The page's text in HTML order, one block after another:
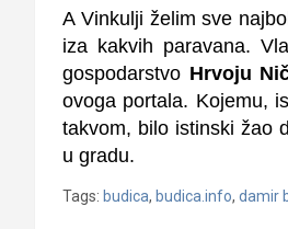
A Vinkulji želim sve
iza kakvih paravana.
gospodarstvo Hrvoju
ovoga portala. Kojemu,
takvom, bilo istinski žao
u gradu.
Tags: budica, budica.info, damir